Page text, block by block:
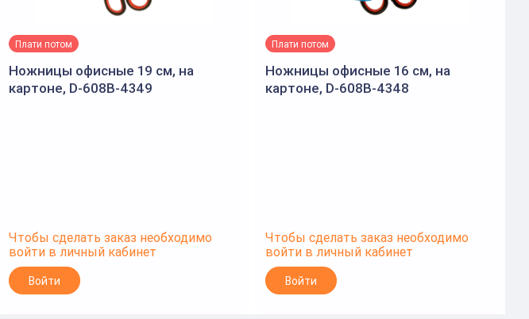
Плати потом
Ножницы офисные 19 см, на
картоне, D-608B-4349
Чтобы сделать заказ необходимо
войти в личный кабинет
Войти
Плати потом
Ножницы офисные 16 см, на
картоне, D-608B-4348
Чтобы сделать заказ необходимо
войти в личный кабинет
Войти